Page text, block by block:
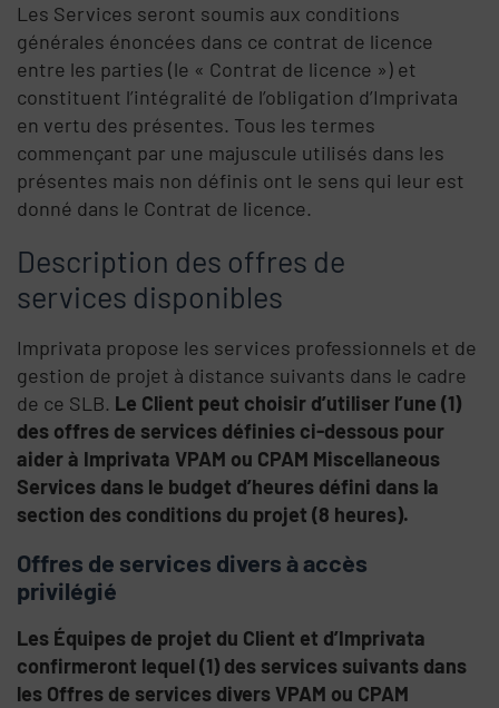
Les Services seront soumis aux conditions
générales énoncées dans ce contrat de licence
entre les parties (le « Contrat de licence ») et
constituent l’intégralité de l’obligation d’Imprivata
en vertu des présentes. Tous les termes
commençant par une majuscule utilisés dans les
présentes mais non définis ont le sens qui leur est
donné dans le Contrat de licence.
Description des offres de
services disponibles
Imprivata propose les services professionnels et de
gestion de projet à distance suivants dans le cadre
de ce SLB. Le Client peut choisir d’utiliser l’une (1)
des offres de services définies ci-dessous pour
aider à Imprivata VPAM ou CPAM Miscellaneous
Services dans le budget d’heures défini dans la
section des conditions du projet (8 heures).
Offres de services diversà accès
privilégié
Les Équipes de projet du Client et d’Imprivata
confirmeront lequel (1) des services suivants dans
les Offres de services divers VPAM ou CPAM